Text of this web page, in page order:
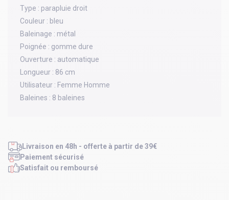
Type : parapluie droit
Couleur : bleu
Baleinage : métal
Poignée : gomme dure
Ouverture : automatique
Longueur : 86 cm
Utilisateur : Femme Homme
Baleines : 8 baleines
Livraison en 48h - offerte à partir de 39€
Paiement sécurisé
Satisfait ou remboursé